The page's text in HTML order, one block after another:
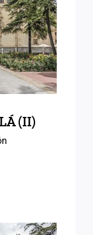
(II)
(II)